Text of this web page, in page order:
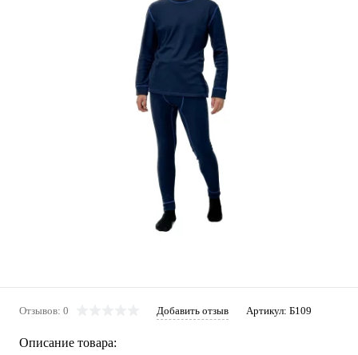
Отзывов: 0 Добавить отзыв Артикул: Б109
Описание товара: